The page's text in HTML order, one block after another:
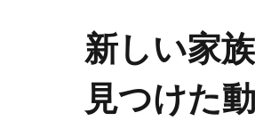
新しい家
見つけた